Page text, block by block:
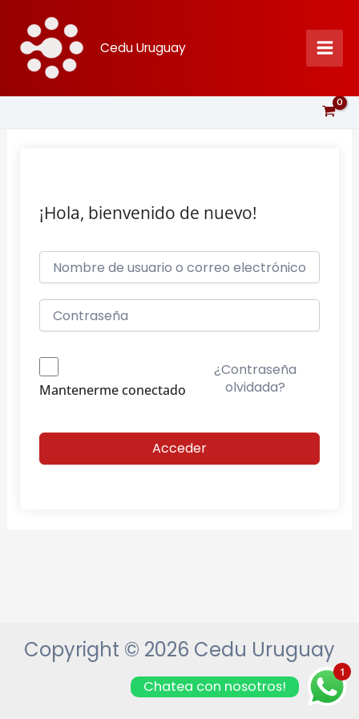
contenido
Cedu Uruguay
¡Hola, bienvenido de nuevo!
Mantenerme conectado
¿Contraseña
olvidada?
Acceder
Copyright © 2026 Cedu Uruguay
1
Chatea con nosotros!